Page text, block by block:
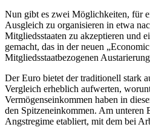
Nun gibt es zwei Möglichkeiten, für
Ausgleich zu organisieren in etwa
Mitgliedsstaaten zu akzeptieren und
gemacht, das in der neuen
Mitgliedsstaatbezogenen
Der Euro bietet der traditionell stark
Vergleich erheblich aufwerten,
Vermögenseinkommen haben in
den Spitzeneinkommen. Am unteren
Angstregime etabliert, mit dem bei